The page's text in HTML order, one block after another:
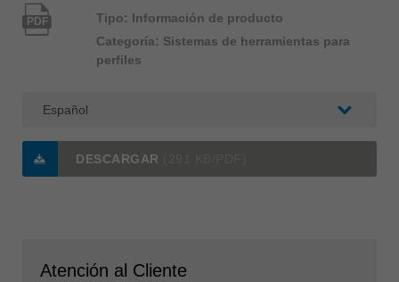
PDF
Tipo: Información de producto
Categoría: Sistemas de herramientas para
perfiles
DESCARGAR
Atención al Cliente